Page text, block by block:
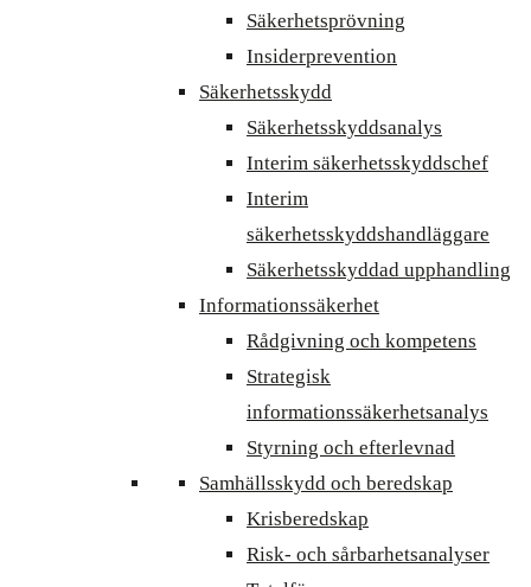
Säkerhetsprövning
Insiderprevention
Säkerhetsskydd
Säkerhetsskyddsanalys
Interim säkerhetsskyddschef
Interim
säkerhetsskyddshandläggare
Säkerhetsskyddad upphandling
Informationssäkerhet
Rådgivning och kompetens
Strategisk
informationssäkerhetsanalys
Styrning och efterlevnad
Samhällsskydd och beredskap
Krisberedskap
Risk- och sårbarhetsanalyser